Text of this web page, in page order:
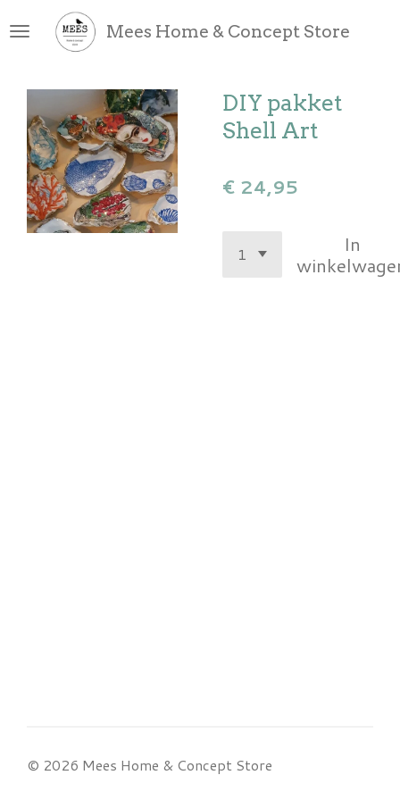
direct
hoofdinhoud
Mees Home & Concept Store
DIY pakket
Shell Art
€ 24,95
In
© 2026 Mees Home & Concept Store